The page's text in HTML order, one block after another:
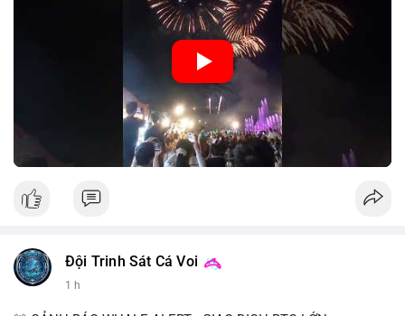
tiêu. Tuy nhiên, sự ưu tiên giải trí có thể ảnh hưởng đến tỷ lệ
tiết kiệm hoặc đầu tư vào crypto nếu người tiêu dùng chuyển
🎥 Xem video trực tiếp tại:
Nguồn: Đồng Tâm
Đội Trinh Sát Cá Voi
1 h